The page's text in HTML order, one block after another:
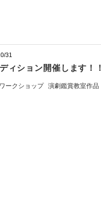
31
ィション開催します！！
ワークショップ 演劇鑑賞教室作品